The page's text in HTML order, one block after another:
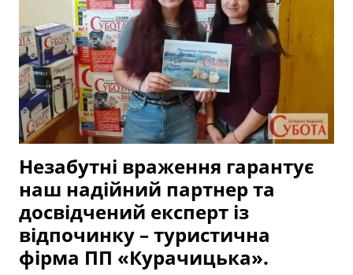
Незабутні враження гарантує
наш надійний партнер та
досвідчений експерт із
відпочинку – туристична
фірма ПП «Курачицька».